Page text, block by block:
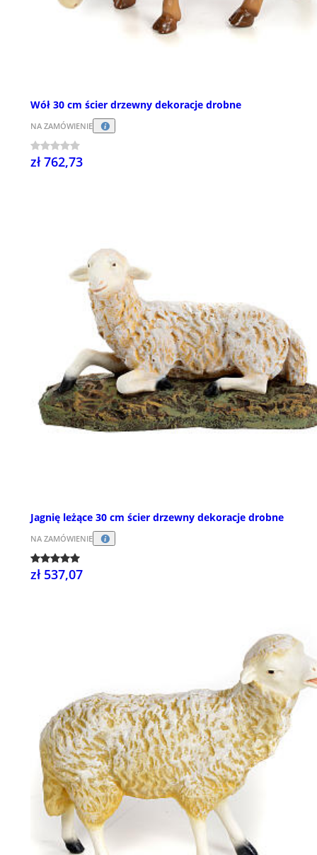
Wół 30 cm ścier drzewny dekoracje drobne
NA ZAMÓWIENIE
zł 762,73
Jagnię leżące 30 cm ścier drzewny dekoracje drobne
NA ZAMÓWIENIE
zł 537,07